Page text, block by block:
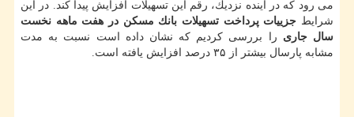
می رود كه در آینده نزدیك، رقم این تسهیلات افزایش پیدا كند. در این
شرایط جزییات پرداخت تسهیلات بانك مسكن در هفت ماهه نخست
سال جاری را بررسی كردیم كه نشان داده است نسبت به مدت
مشابه پارسال بیشتر از ۳۵ درصد افزایش یافته است.